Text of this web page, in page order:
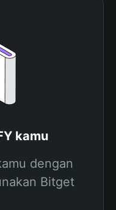
kamu
dengan
Bitget